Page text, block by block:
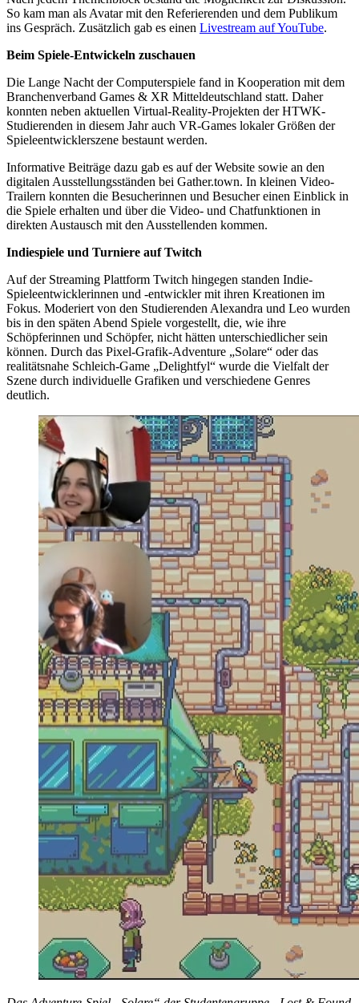
So kam man als Avatar mit den Referierenden und dem Publikum
ins Gespräch. Zusätzlich gab es einen Livestream auf YouTube.
Beim Spiele-Entwickeln zuschauen
Die Lange Nacht der Computerspiele fand in Kooperation mit dem
Branchenverband Games & XR Mitteldeutschland statt. Daher
konnten neben aktuellen Virtual-Reality-Projekten der HTWK-
Studierenden in diesem Jahr auch VR-Games lokaler Größen der
Spieleentwicklerszene bestaunt werden.
Informative Beiträge dazu gab es auf der Website sowie an den
digitalen Ausstellungsständen bei Gather.town. In kleinen Video-
Trailern konnten die Besucherinnen und Besucher einen Einblick in
die Spiele erhalten und über die Video- und Chatfunktionen in
direkten Austausch mit den Ausstellenden kommen.
Indiespiele und Turniere auf Twitch
Auf der Streaming Plattform Twitch hingegen standen Indie-
Spieleentwicklerinnen und -entwickler mit ihren Kreationen im
Fokus. Moderiert von den Studierenden Alexandra und Leo wurden
bis in den späten Abend Spiele vorgestellt, die, wie ihre
Schöpferinnen und Schöpfer, nicht hätten unterschiedlicher sein
können. Durch das Pixel-Grafik-Adventure „Solare“ oder das
realitätsnahe Schleich-Game „Delightfyl“ wurde die Vielfalt der
Szene durch individuelle Grafiken und verschiedene Genres
deutlich.